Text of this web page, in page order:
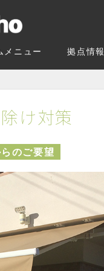
メニュー 拠点情報
け対策
のご要望